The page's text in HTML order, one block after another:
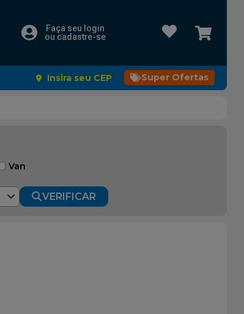
Faça seu login
ou cadastre-se
Insira seu CEP Super Ofertas
Van
VERIFICAR